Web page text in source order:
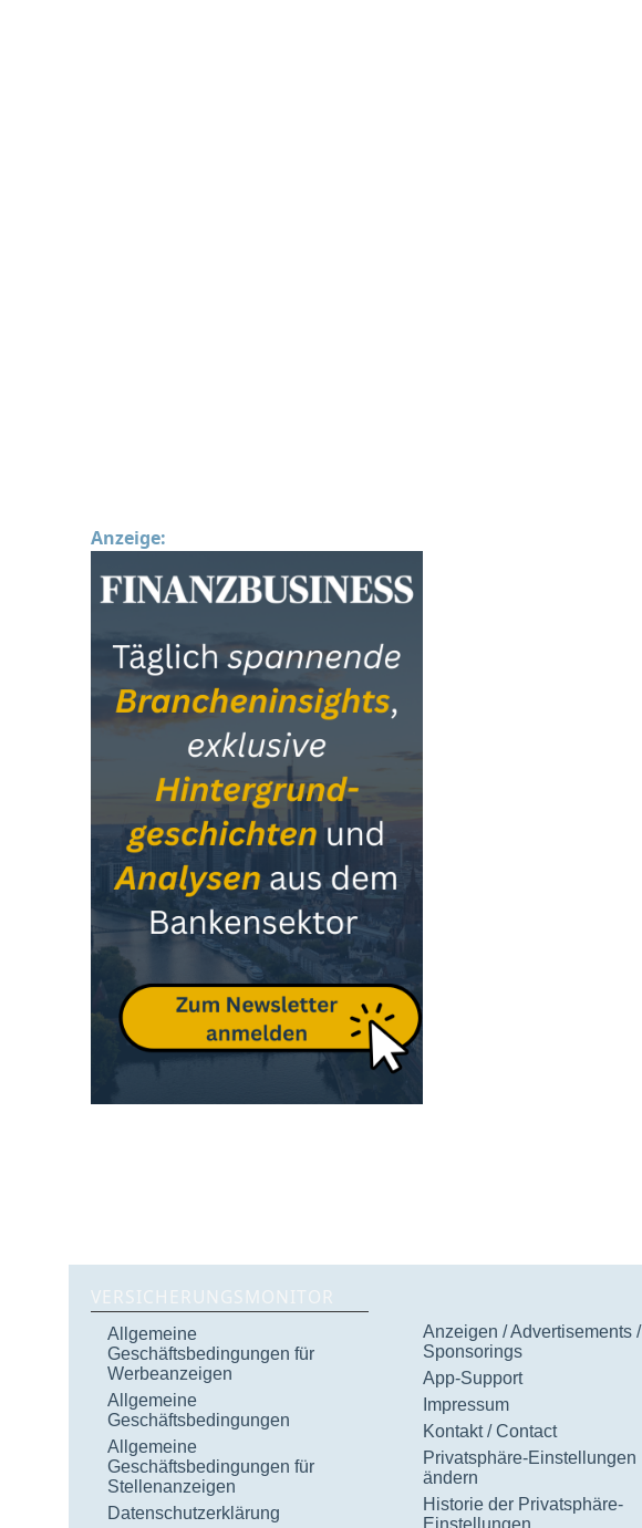
Anzeige:
VERSICHERUNGSMONITOR
Allgemeine
Geschäftsbedingungen für
Werbeanzeigen
Allgemeine
Geschäftsbedingungen
Allgemeine
Geschäftsbedingungen für
Stellenanzeigen
Datenschutzerklärung
Anzeigen / Advertisements /
Sponsorings
App-Support
Impressum
Kontakt / Contact
Privatsphäre-Einstellungen
ändern
Historie der Privatsphäre-
Einstellungen